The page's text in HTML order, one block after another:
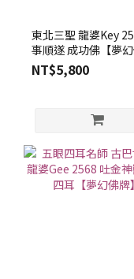
東北三聖 龍婆Key
事順遂 成功佛【夢
牌】
NT$5,800